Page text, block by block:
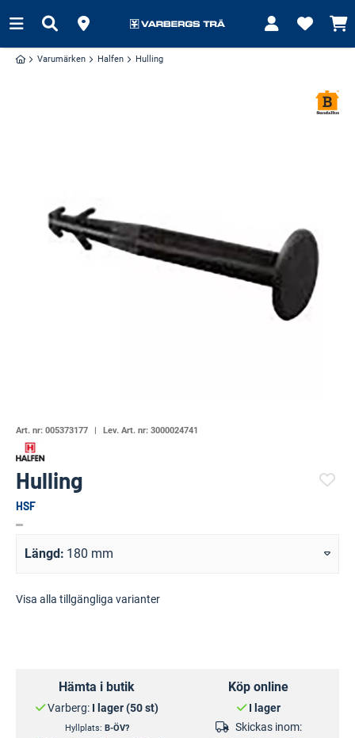
Varumärken Halfen Hulling
Art. nr: 005373177 Lev. Art. nr: 3000024741
Hulling
HSF
Längd 180 mm
Visa alla tillgängliga varianter
Hämta i butik
Varberg: I lager (50 st)
Hyllplats: B-ÖV?
Köp online
I lager
Skickas inom: